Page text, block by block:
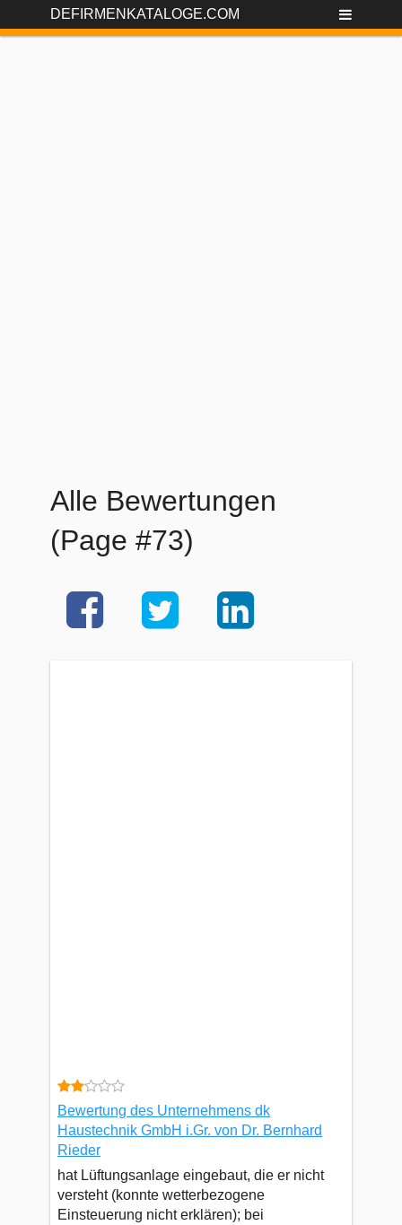
DEFIRMENKATALOGE.COM
Alle Bewertungen
(Page #73)
Bewertung des Unternehmens dk
Haustechnik GmbH i.Gr. von Dr. Bernhard
Rieder
hat Lüftungsanlage eingebaut, die er nicht
versteht (konnte wetterbezogene
Einsteuerung nicht erklären); bei